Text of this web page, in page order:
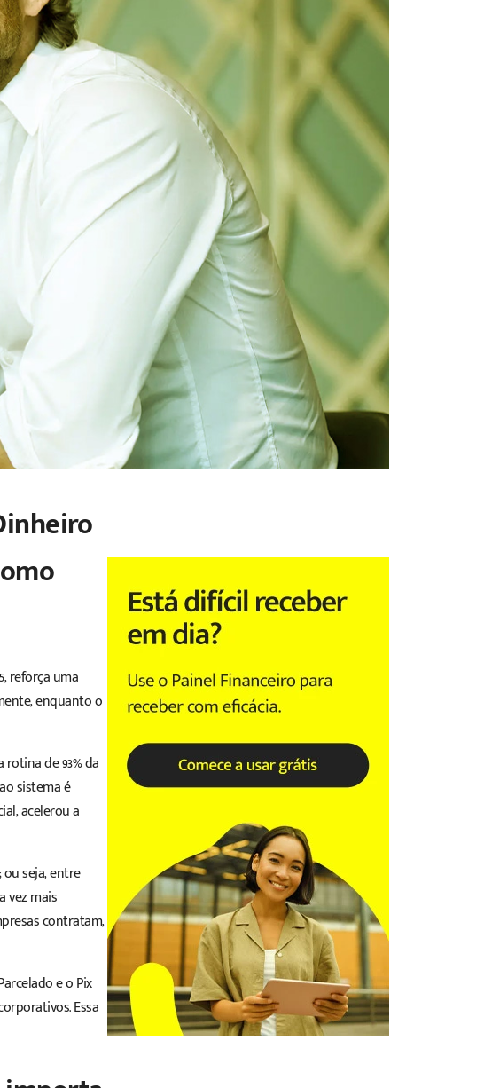
reforça uma
enquanto o
de 93% da
sistema é
acelerou a
seja, entre
vez mais
contratam,
e o Pix
Essa